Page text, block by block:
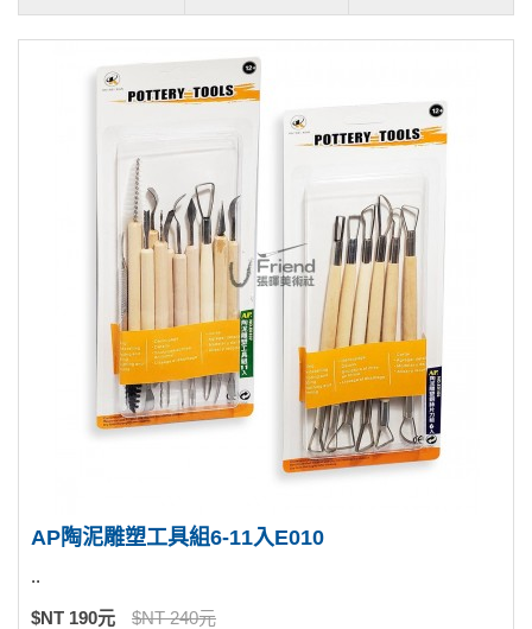
AP陶泥雕塑工具組6-11入E010
..
$NT 190元 $NT 240元